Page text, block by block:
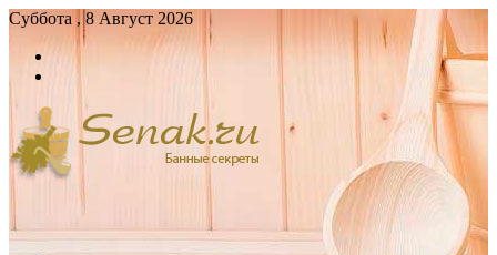
Суббота , 8 Август 2026
Войти